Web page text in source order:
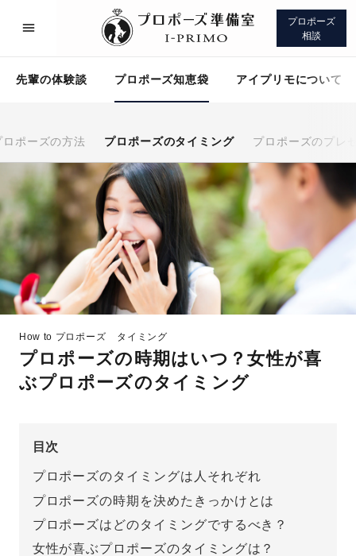
プロポーズ
相談
先輩の体験談 プロポーズ知恵袋 アイプリモについて
ロポーズの方法 プロポーズのタイミング プロポーズのプレ
How to プロポーズ タイミング
プロポーズの時期はいつ？女性が喜
ぶプロポーズのタイミング
目次
プロポーズのタイミングは人それぞれ
プロポーズの時期を決めたきっかけとは
プロポーズはどのタイミングでするべき？
女性が喜ぶプロポーズのタイミングは？
プロポーズサポート 先輩の体験談
プロポーズ知恵袋 アイプリモについて
プロポーズサポート
スペシャルプロポーズイベント
プロポーズアイテム
先輩の体験談
プロポーズ知恵袋
プロポーズ意識調査結果一覧
アイプリモについて
ニュース